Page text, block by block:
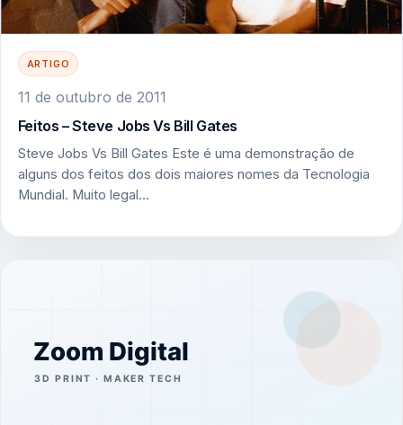
ARTIGO
11 de outubro de 2011
Feitos – Steve Jobs Vs Bill Gates
Steve Jobs Vs Bill Gates Este é uma demonstração de
alguns dos feitos dos dois maiores nomes da Tecnologia
Mundial. Muito legal…